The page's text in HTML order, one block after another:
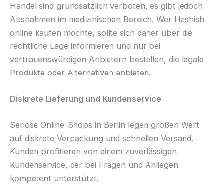
Handel sind grundsätzlich verboten, es gibt jedoch
Ausnahmen im medizinischen Bereich. Wer Hashish
online kaufen möchte, sollte sich daher über die
rechtliche Lage informieren und nur bei
vertrauenswürdigen Anbietern bestellen, die legale
Produkte oder Alternativen anbieten.
Diskrete Lieferung und Kundenservice
Seriöse Online-Shops in Berlin legen großen Wert
auf diskrete Verpackung und schnellen Versand.
Kunden profitieren von einem zuverlässigen
Kundenservice, der bei Fragen und Anliegen
kompetent unterstützt.